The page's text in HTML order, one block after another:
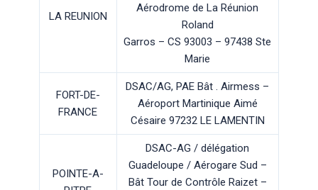
LA REUNION
Aérodrome de La Réunion
Roland
Garros – CS 93003 – 97438 Ste
Marie
FORT-DE-
FRANCE
DSAC/AG, PAE Bât . Airmess –
Aéroport Martinique Aimé
Césaire 97232 LE LAMENTIN
POINTE-A-
DSAC-AG / délégation
Guadeloupe / Aérogare Sud –
Bât Tour de Contrôle Raizet –